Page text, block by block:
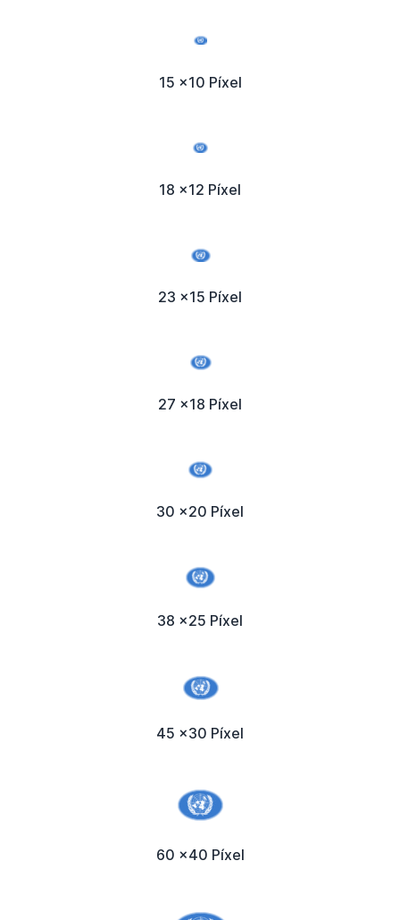
15 x10 Píxel
18 x12 Píxel
23 x15 Píxel
27 x18 Píxel
30 x20 Píxel
38 x25 Píxel
45 x30 Píxel
60 x40 Píxel